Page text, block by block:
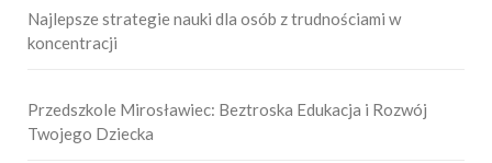
Najlepsze strategie nauki dla osób z trudnościami w
koncentracji
Przedszkole Mirosławiec: Beztroska Edukacja i Rozwój
Twojego Dziecka